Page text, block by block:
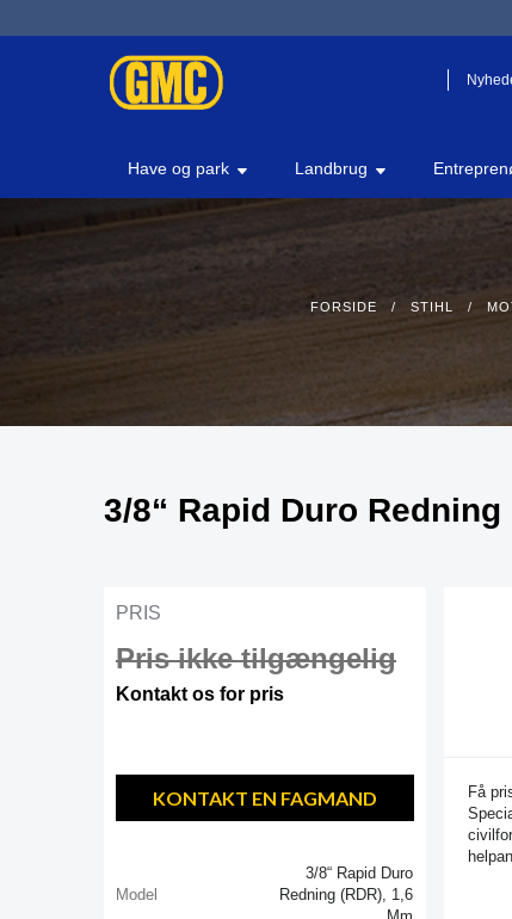
Have og park Landbrug
FORSIDE / STIHL /
3/8“ Rapid Duro Redning
PRIS
Pris ikke tilgængelig
Kontakt os for pris
KONTAKT EN FAGMAND
Model
3/8“ Rapid Duro
Redning (RDR), 1,6
Få